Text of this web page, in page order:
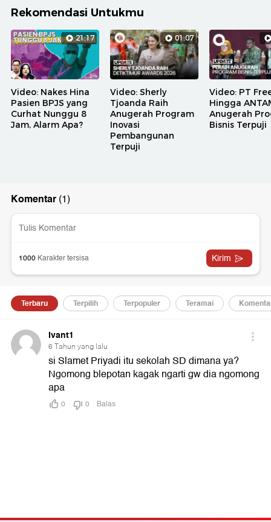
Rekomendasi Untukmu
21:17
Video: Nakes Hina
Pasien BPJS yang
Curhat Nunggu 8
Jam, Alarm Apa?
01:07
Video: Sherly
Tjoanda Raih
Anugerah Program
Inovasi
Pembangunan
Terpuji
Video: PT
Hingga
Anugerah
Bisnis Terpuji